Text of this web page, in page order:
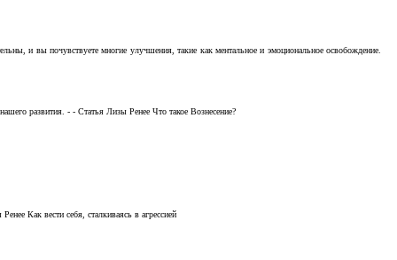
и вы почувствуете многие улучшения, такие как ментальное и эмоциональное освобождение.
развития. - - Статья Лизы Ренее Что такое Вознесение?
Как вести себя, сталкиваясь в агрессией